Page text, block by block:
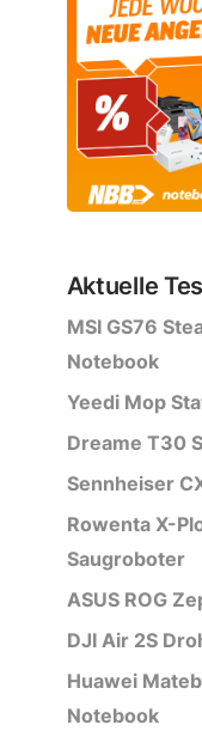
Aktuelle
MSI GS76
Notebook
Yeedi Mop
Dreame T30
Sennheiser
Rowenta X-
Saugroboter
ASUS ROG
DJI Air 2S
Huawei
Notebook